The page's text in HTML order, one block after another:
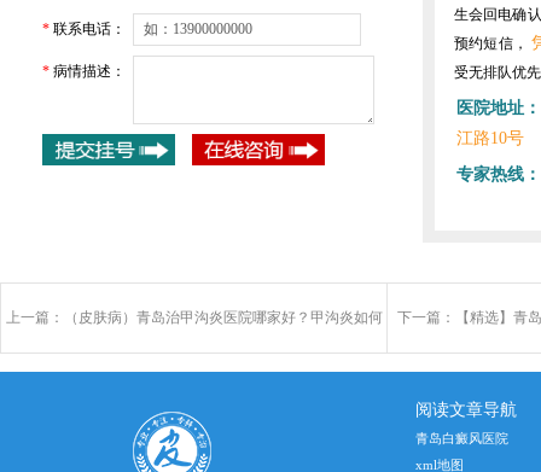
* 联系电话：
* 病情描述：
生会回电确
预约短信，
受无排队优
医院地址：
江路10号
专家热线：
上一篇： （皮肤病）青岛治甲沟炎医院哪家好？甲沟炎如何 下一篇： 【精选】青
阅读文章导航
青岛白癜风医院
xml地图